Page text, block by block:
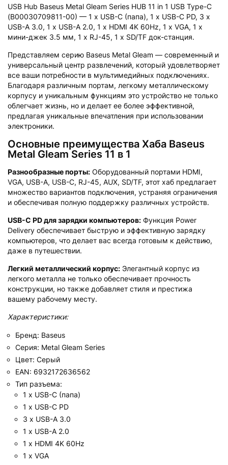
USB Hub Baseus Metal Gleam Series HUB 11 in 1 USB Type-C
(B00030709811-00) — 1 x USB-C (папа), 1 x USB-C PD, 3 x
USB-A 3.0, 1 x USB-A 2.0, 1 x HDMI 4K 60Hz, 1 x VGA, 1 x
мини-джек 3.5 мм, 1 x RJ-45, 1 x SD/TF док-станция.
Представляем серию Baseus Metal Gleam — современный и
универсальный центр развлечений, который удовлетворяет
все ваши потребности в мультимедийных подключениях.
Благодаря различным портам, легкому металлическому
корпусу и уникальным функциям это устройство не только
облегчает жизнь, но и делает ее более эффективной,
предлагая уникальные впечатления при использовании
электроники.
Основные преимущества Хаба Baseus
Metal Gleam Series 11 в 1
Разнообразные порты: Оборудованный портами HDMI,
VGA, USB-A, USB-C, RJ-45, AUX, SD/TF, этот хаб предлагает
множество вариантов подключения, устраняя ограничения
и обеспечивая полную поддержку различных устройств.
USB-C PD для зарядки компьютеров: Функция Power
Delivery обеспечивает быструю и эффективную зарядку
компьютеров, что делает вас всегда готовым к действию,
даже в путешествии.
Легкий металлический корпус: Элегантный корпус из
легкого металла не только обеспечивает прочность
конструкции, но также добавляет стиля и престижа
вашему рабочему месту.
Характеристики:
Бренд: Baseus
Серия: Metal Gleam Series
Цвет: Серый
EAN: 6932172636562
Тип разъема:
1 x USB-C (папа)
1 x USB-C PD
3 x USB-A 3.0
1 x USB-A 2.0
1 x HDMI 4K 60Hz
1 x VGA